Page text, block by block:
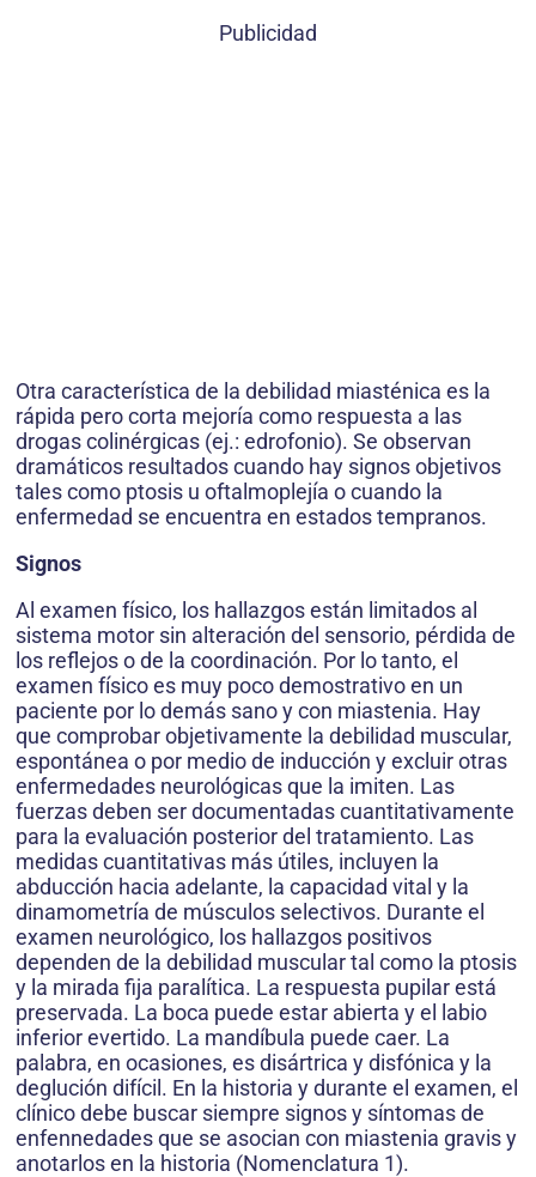
Publicidad
Otra característica de la debilidad miasténica es la
rápida pero corta mejoría como respuesta a las
drogas colinérgicas (ej.: edrofonio). Se observan
dramáticos resultados cuando hay signos objetivos
tales como ptosis u oftalmoplejía o cuando la
enfermedad se encuentra en estados tempranos.
Signos
Al examen físico, los hallazgos están limitados al
sistema motor sin alteración del sensorio, pérdida de
los reflejos o de la coordinación. Por lo tanto, el
examen físico es muy poco demostrativo en un
paciente por lo demás sano y con miastenia. Hay
que comprobar objetivamente la debilidad muscular,
espontánea o por medio de inducción y excluir otras
enfermedades neurológicas que la imiten. Las
fuerzas deben ser documentadas cuantitativamente
para la evaluación posterior del tratamiento. Las
medidas cuantitativas más útiles, incluyen la
abducción hacia adelante, la capacidad vital y la
dinamometría de músculos selectivos. Durante el
examen neurológico, los hallazgos positivos
dependen de la debilidad muscular tal como la ptosis
y la mirada fija paralítica. La respuesta pupilar está
preservada. La boca puede estar abierta y el labio
inferior evertido. La mandíbula puede caer. La
palabra, en ocasiones, es disártrica y disfónica y la
deglución difícil. En la historia y durante el examen, el
clínico debe buscar siempre signos y síntomas de
enfennedades que se asocian con miastenia gravis y
anotarlos en la historia (Nomenclatura 1).